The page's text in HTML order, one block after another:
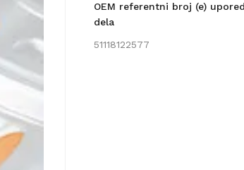
OEM referentni broj (e)
dela
51118122577